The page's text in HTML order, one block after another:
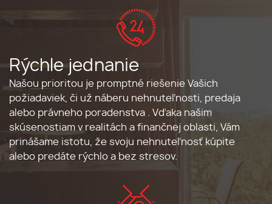
Rýchle jednanie
Našou prioritou je promptné riešenie Vašich
požiadaviek, či už náberu nehnuteľnosti, predaja
alebo právneho poradenstva . Vďaka našim
skúsenostiam v realitách a finančnej oblasti, Vám
prinášame istotu, že svoju nehnuteľnosť kúpite
alebo predáte rýchlo a bez stresov.